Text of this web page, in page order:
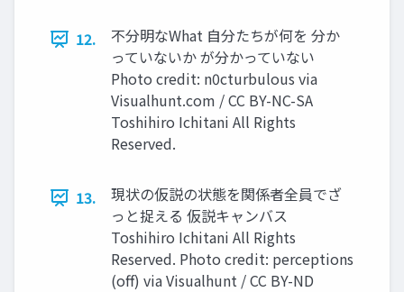
12.
不分明なWhat ⾃分たちが何を 分か
っていないか が分かっていない
Photo credit: n0cturbulous via
Visualhunt.com / CC BY-NC-SA
Toshihiro Ichitani All Rights
Reserved.
13.
現状の仮説の状態を関係者全員でざ
っと捉える 仮説キャンバス
Toshihiro Ichitani All Rights
Reserved. Photo credit: perceptions
(oﬀ) via Visualhunt / CC BY-ND